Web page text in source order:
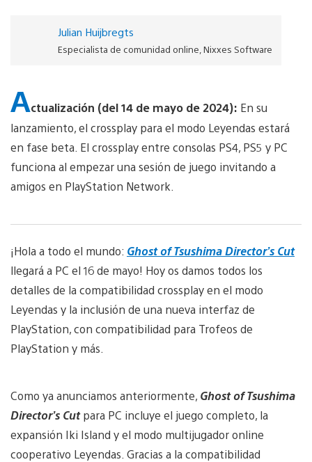
Julian Huijbregts
Especialista de comunidad online, Nixxes Software
Actualización (del 14 de mayo de 2024): En su
lanzamiento, el crossplay para el modo Leyendas estará
en fase beta. El crossplay entre consolas PS4, PS5 y PC
funciona al empezar una sesión de juego invitando a
amigos en PlayStation Network.
¡Hola a todo el mundo: Ghost of Tsushima Director’s Cut
llegará a PC el 16 de mayo! Hoy os damos todos los
detalles de la compatibilidad crossplay en el modo
Leyendas y la inclusión de una nueva interfaz de
PlayStation, con compatibilidad para Trofeos de
PlayStation y más.
Como ya anunciamos anteriormente, Ghost of Tsushima
Director’s Cutpara PC incluye el juego completo, la
expansión Iki Island y el modo multijugador online
cooperativo Leyendas. Gracias a la compatibilidad